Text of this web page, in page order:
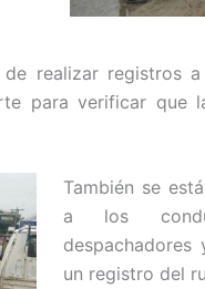
realizar registros
para verificar que
También se
a los
despachadores
un registro del